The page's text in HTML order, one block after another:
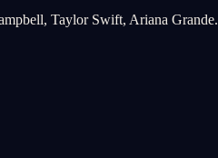
Taylor Swift, Ariana Grande.